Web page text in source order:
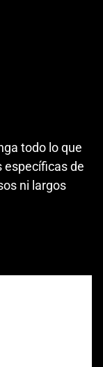
todo lo que
específicas de
ni largos